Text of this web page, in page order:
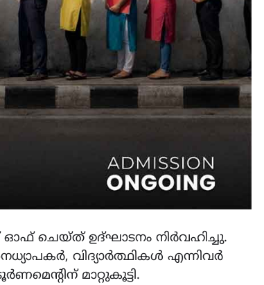
ചെയ്ത് ഉദ്ഘാടനം നിർവഹിച്ചു.
വിദ്യാർത്ഥികൾ എന്നിവർ
മാറ്റുകൂട്ടി.